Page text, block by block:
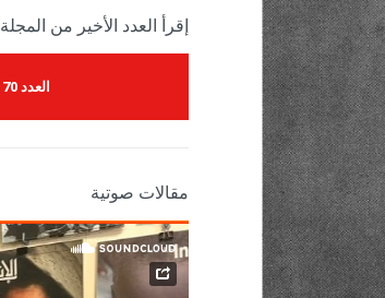
إقرأ العدد الأخير من المجلة
العدد 70 من "الإنساني"
مقالات صوتية